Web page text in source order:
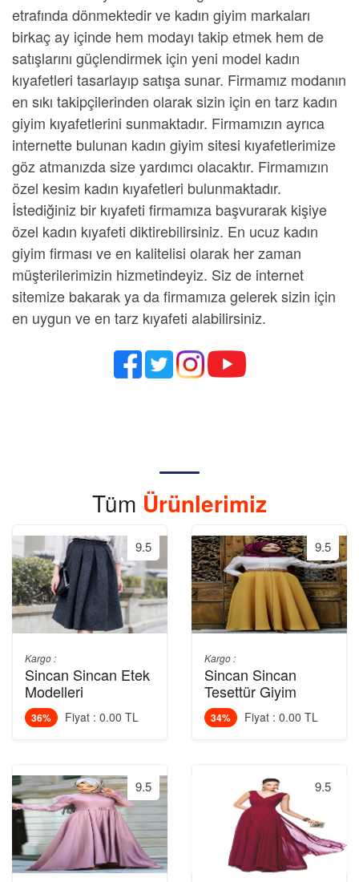
etrafında dönmektedir ve kadın giyim markaları
birkaç ay içinde hem modayı takip etmek hem de
satışlarını güçlendirmek için yeni model kadın
kıyafetleri tasarlayıp satışa sunar. Firmamız modanın
en sıkı takipçilerinden olarak sizin için en tarz kadın
giyim kıyafetlerini sunmaktadır. Firmamızın ayrıca
internette bulunan kadın giyim sitesi kıyafetlerimize
göz atmanızda size yardımcı olacaktır. Firmamızın
özel kesim kadın kıyafetleri bulunmaktadır.
İstediğiniz bir kıyafeti firmamıza başvurarak kişiye
özel kadın kıyafeti diktirebilirsiniz. En ucuz kadın
giyim firması ve en kalitelisi olarak her zaman
müşterilerimizin hizmetindeyiz. Siz de internet
sitemize bakarak ya da firmamıza gelerek sizin için
en uygun ve en tarz kıyafeti alabilirsiniz.
Tüm Ürünlerimiz
9.5
Kargo :
Sincan Sincan Etek
Modelleri
36% Fiyat : 0.00 TL
9.5
9.5
Kargo :
Sincan Sincan
Tesettür Giyim
34% Fiyat : 0.00 TL
9.5